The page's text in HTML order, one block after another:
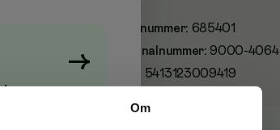
Om
Varenummer: 685401
Originalnummer: 9000-4064
5413123009419
→
moms